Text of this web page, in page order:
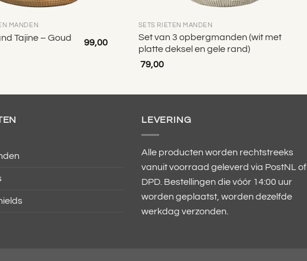
MANDEN
Tajine – Goud
99,00
SETS RIETEN MANDEN
Set van 3 opbergmanden (wit met
platte deksel en gele rand)
79,00
LEVERING
Alle producten worden rechtstreeks
vanuit voorraad geleverd via PostNL of
DPD. Bestellingen die vóór 14:00 uur
worden geplaatst, worden dezelfde
werkdag verzonden.